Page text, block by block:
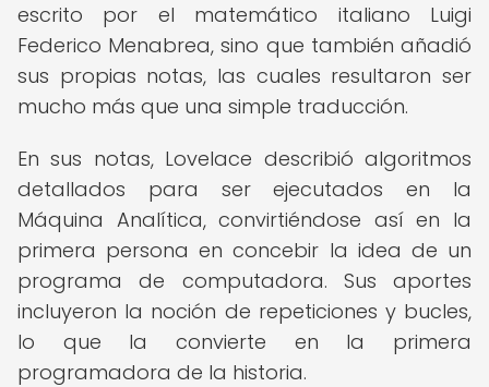
escrito por el matemático italiano Luigi
Federico Menabrea, sino que también añadió
sus propias notas, las cuales resultaron ser
mucho más que una simple traducción.
En sus notas, Lovelace describió algoritmos
detallados para ser ejecutados en la
Máquina Analítica, convirtiéndose así en la
primera persona en concebir la idea de un
programa de computadora. Sus aportes
incluyeron la noción de repeticiones y bucles,
lo que la convierte en la primera
programadora de la historia.